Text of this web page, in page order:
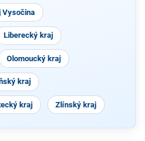
Vysočina
Liberecký kraj
Olomoucký kraj
kraj
kraj Zlínský kraj